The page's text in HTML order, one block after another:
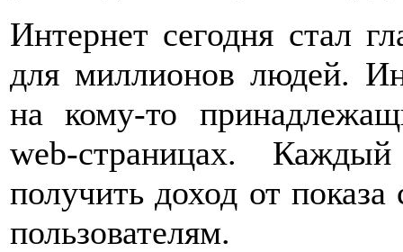
Интернет сегодня стал
для миллионов людей.
на кому-то
web-страницах.
получить доход от
пользователям.